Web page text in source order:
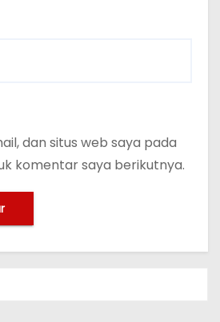
dan situs web saya pada
komentar saya berikutnya.